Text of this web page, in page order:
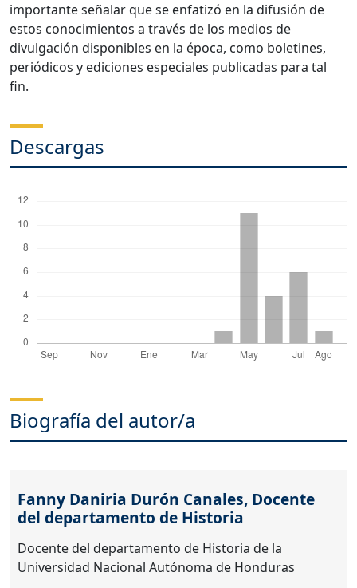
importante señalar que se enfatizó en la difusión de
estos conocimientos a través de los medios de
divulgación disponibles en la época, como boletines,
periódicos y ediciones especiales publicadas para tal
fin.
Descargas
Biografía del autor/a
Fanny Daniria Durón Canales, Docente
del departamento de Historia
Docente del departamento de Historia de la
Universidad Nacional Autónoma de Honduras